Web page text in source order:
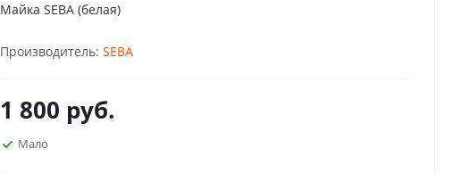
Майка SEBA (белая)
Производитель: SEBA
1 800 руб.
Мало